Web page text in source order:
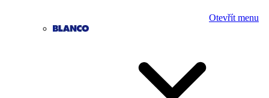
Otevřít menu